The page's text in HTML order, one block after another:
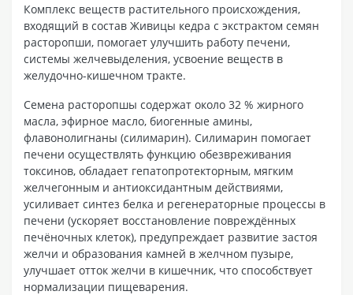
Комплекс веществ растительного происхождения,
входящий в состав Живицы кедра с экстрактом семян
расторопши, помогает улучшить работу печени,
системы желчевыделения, усвоение веществ в
желудочно-кишечном тракте.
Семена расторопшы содержат около 32 % жирного
масла, эфирное масло, биогенные амины,
флавонолигнаны (силимарин). Силимарин помогает
печени осуществлять функцию обезвреживания
токсинов, обладает гепатопротекторным, мягким
желчегонным и антиоксидантным действиями,
усиливает синтез белка и регенераторные процессы в
печени (ускоряет восстановление повреждённых
печёночных клеток), предупреждает развитие застоя
желчи и образования камней в желчном пузыре,
улучшает отток желчи в кишечник, что способствует
нормализации пищеварения.